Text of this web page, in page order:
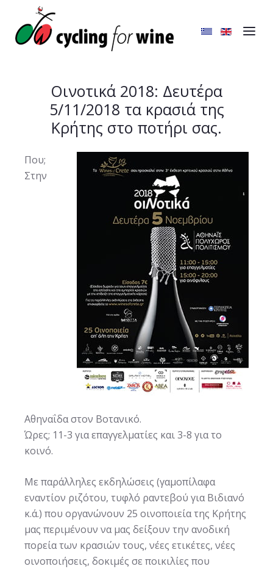
Οινοτικά 2018: Δευτέρα
5/11/2018 τα κρασιά της
Κρήτης στο ποτήρι σας.
Που;
Στην
Αθηναΐδα στον Βοτανικό.
Ώρες; 11-3 για επαγγελματίες και 3-8 για το
κοινό.
Με παράλληλες εκδηλώσεις (γαμοπίλαφα
εναντίον ριζότου, τυφλό ραντεβού για Βιδιανό
κ.ά.) που οργανώνουν 25 οινοποιεία της Κρήτης
μας περιμένουν να μας δείξουν την ανοδική
πορεία των κρασιών τους, νέες ετικέτες, νέες
οινοποιήσεις, δοκιμές σε ποικιλίες που